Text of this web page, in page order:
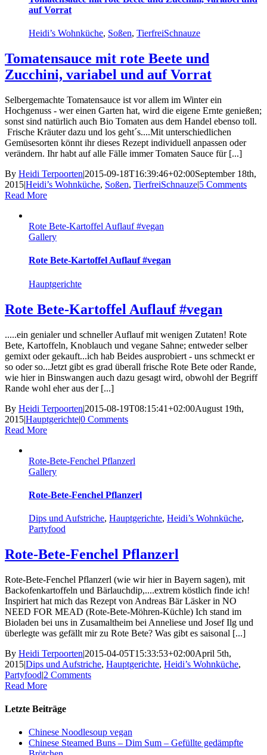
auf Vorrat
Heidi’s Wohnküche, Soßen, TierfreiSchnauze
Tomatensauce mit rote Beete und
Zucchini, variabel und auf Vorrat
Selbergemachte Tomatensauce ist vor allem im Winter ein
Hochgenuss - wer einen Garten hat, wird die eigene Ernte genießen;
sonst sind natürlich auch Bio Tomaten aus dem Handel ebenso toll.
Frische Kräuter dazu und los geht´s....Mit unterschiedlichen
Gemüsesorten könnt ihr dieses Rezept individuell anpassen oder
verändern. Ihr habt auf alle Fälle immer Tomaten Sauce für [...]
By Heidi Terpoorten|2015-09-18T16:39:46+02:00September 18th,
2015|Heidi’s Wohnküche, Soßen, TierfreiSchnauze|5 Comments
Read More
Rote Bete-Kartoffel Auflauf #vegan
Gallery
Rote Bete-Kartoffel Auflauf #vegan
Hauptgerichte
Rote Bete-Kartoffel Auflauf #vegan
.....ein genialer und schneller Auflauf mit wenigen Zutaten! Rote
Bete, Kartoffeln, Knoblauch und vegane Sahne; entweder selber
gemixt oder gekauft...ich hab Beides ausprobiert - uns schmeckt er
so oder so...Jetzt gibt es grad überall frische Rote Bete oder Rande,
wie hier in Binswangen auch dazu gesagt wird, obwohl der Begriff
Rande wohl eher aus der [...]
By Heidi Terpoorten|2015-08-19T08:15:41+02:00August 19th,
2015|Hauptgerichte|0 Comments
Read More
Rote-Bete-Fenchel Pflanzerl
Gallery
Rote-Bete-Fenchel Pflanzerl
Dips und Aufstriche, Hauptgerichte, Heidi’s Wohnküche,
Partyfood
Rote-Bete-Fenchel Pflanzerl
Rote-Bete-Fenchel Pflanzerl (wie wir hier in Bayern sagen), mit
Backofenkartoffeln und Bärlauchdip,....extrem köstlich finde ich!
Inspiriert hat mich das Rezept von Andreas Bär Läsker in NO
NEED FOR MEAD (Rote-Bete-Möhren-Küchle) Ich stand im
Bioladen bei uns in Zusamaltheim bei Anneliese und Josef Ilg und
überlegte was gefällt mir zu Rote Bete? Was gibt es saisonal [...]
By Heidi Terpoorten|2015-04-05T15:33:53+02:00April 5th,
2015|Dips und Aufstriche, Hauptgerichte, Heidi’s Wohnküche,
Partyfood|2 Comments
Read More
Letzte Beiträge
Chinese Noodlesoup vegan
Chinese Steamed Buns – Dim Sum – Gefüllte gedämpfte